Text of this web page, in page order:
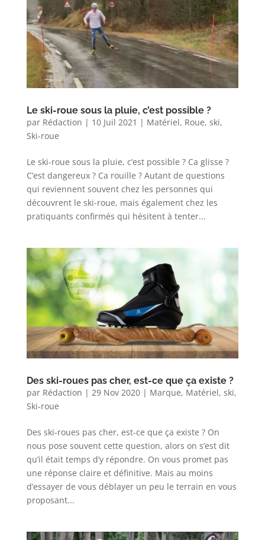
Le ski-roue sous la pluie, c’est possible ?
par Rédaction | 10 Juil 2021 | Matériel, Roue, ski,
Ski-roue
Le ski-roue sous la pluie, c’est possible ? Ca glisse ?
C’est dangereux ? Ca rouille ? Autant de questions
qui reviennent souvent chez les personnes qui
découvrent le ski-roue, mais également chez les
pratiquants confirmés qui hésitent à tenter...
Des ski-roues pas cher, est-ce que ça existe ?
par Rédaction | 29 Nov 2020| Marque, Matériel, ski,
Ski-roue
Des ski-roues pas cher, est-ce que ça existe ? On
nous pose souvent cette question, alors on s’est dit
qu’il était temps d’y répondre. On vous promet pas
une réponse claire et définitive. Mais au moins
d’essayer de vous déblayer un peu le terrain en vous
proposant...